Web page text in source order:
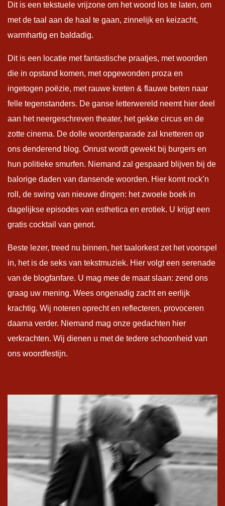
Dit is een tekstuele vrijzone om het woord los te laten, om
met de taal aan de haal te gaan, zinnelijk en keizacht,
warmhartig en baldadig.
Dit is een locatie met fantastische praatjes, met woorden
die in opstand komen, met opgewonden proza en
ingetogen poëzie, met rauwe kreten & flauwe beten naar
felle tegenstanders. De ganse letterwereld neemt hier deel
aan het neergeschreven theater, het gekke circus en de
zotte cinema. De dolle woordenparade zal knetteren op
ons denderend blog. Onrust wordt gewekt bij burgers en
hun politieke smurfen. Niemand zal gespaard blijven bij de
balorige daden van dansende woorden. Hier komt rock’n
roll, de swing van nieuwe dingen: het zwoele boek in
dagelijkse episodes van esthetica en erotiek. U krijgt een
gratis cocktail van genot.
Beste lezer, treed nu binnen, het taalorkest zet het voorspel
in, het is de seks van tekstmuziek. Hier volgt een serenade
van de blogfanfare. U mag mee de maat slaan: zend ons
graag uw mening. Wees ongenadig zacht en eerlijk
krachtig. Wij noteren oprecht en reflecteren, provoceren
daarna verder. Niemand mag onze gedachten hier
verkrachten. Wij dienen u met de tedere schoonheid van
ons woordfestijn.